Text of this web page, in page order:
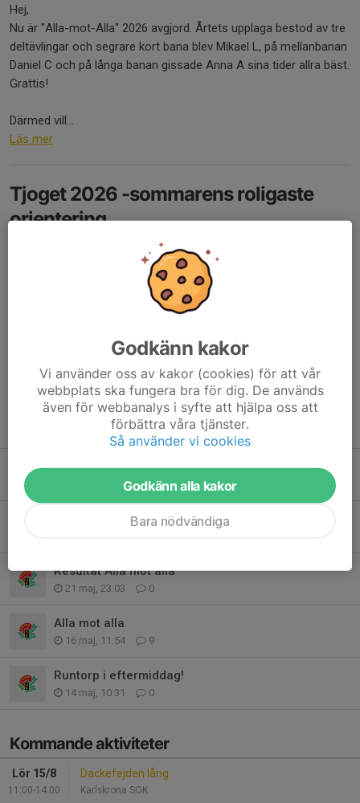
Hej,
Nu är "Alla-mot-Alla" 2026 avgjord. Årtets upplaga bestod av tre
deltävlingar och segrare kort bana blev Mikael L, på mellanbanan
Daniel C och på långa banan gissade Anna A sina tider allra bäst.
Grattis!
Därmed vill...
Läs mer
Tjoget 2026 -sommarens roligaste
orientering
0 kommentarer
Tjoget 27-28 juni är inte bara en stafett med 20 sträckor – det är
gemenskap, kämpaglöd och orienteringsglädje från start till mål
Nu är det dags igen – oavsett om du är rutinerad tävlingslöpare
Läs mer
Alla mot Alla etapp 3
29 maj, 06:43 0
Alla mot Alla, Rälla - etapp 2
Resultat Alla mot alla
21 maj, 23:03 0
Alla mot alla
16 maj, 11:54 9
Runtorp i eftermiddag!
14 maj, 10:31 0
Kommande aktiviteter
Lör 15/8
11:00-14:00
Dackefejden lång
Karlskrona SOK
Godkänn kakor
Vi använder oss av kakor (cookies) för att vår
webbplats ska fungera bra för dig. De används
även för webbanalys i syfte att hjälpa oss att
förbättra våra tjänster.
Så använder vi cookies
Godkänn alla kakor
Bara nödvändiga